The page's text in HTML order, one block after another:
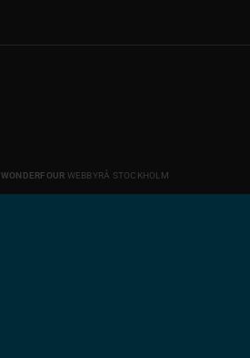
WONDERFOUR WEBBYRÅ STOCKHOLM